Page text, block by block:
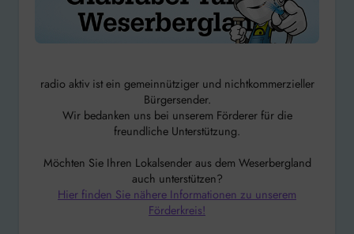
radio aktiv ist ein gemeinnütziger und nichtkommerzieller
Bürgersender.
Wir bedanken uns bei unserem Förderer für die
freundliche Unterstützung.
Möchten Sie Ihren Lokalsender aus dem Weserbergland
auch unterstützen?
Hier finden Sie nähere Informationen zu unserem
Förderkreis!